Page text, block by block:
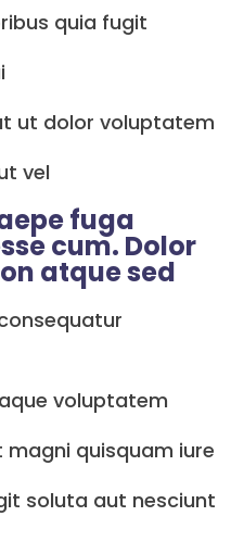
quia fugit
ut dolor voluptatem
vel
fuga
cum. Dolor
atque sed
voluptatem
magni quisquam iure
soluta aut nesciunt